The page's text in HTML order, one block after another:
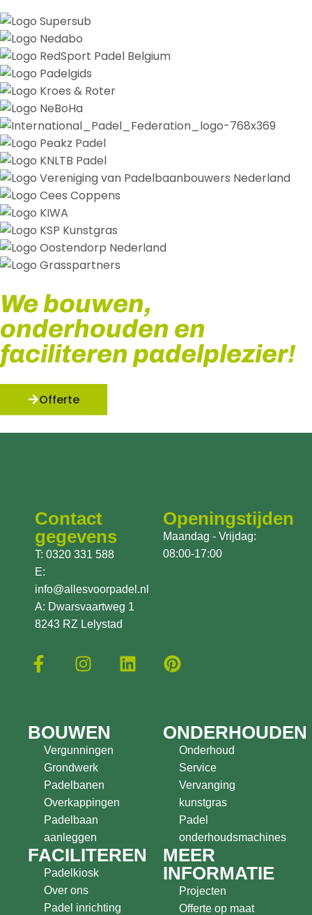
We bouwen,
onderhouden en
faciliteren padelplezier!
Offerte
Contact
gegevens
T: 0320 331 588
E:
info@allesvoorpadel.nl
A: Dwarsvaartweg 1
8243 RZ Lelystad
Openingstijden
Maandag - Vrijdag:
08:00-17:00
BOUWEN
Vergunningen
Grondwerk
Padelbanen
Overkappingen
Padelbaan
aanleggen
FACILITEREN
Padelkiosk
Over ons
Padel inrichting
ONDERHOUDEN
Onderhoud
Service
Vervanging
kunstgras
Padel
onderhoudsmachines
MEER
INFORMATIE
Projecten
Offerte op maat